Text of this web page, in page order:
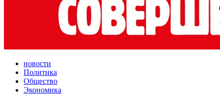
новости
Политика
Общество
Экономика